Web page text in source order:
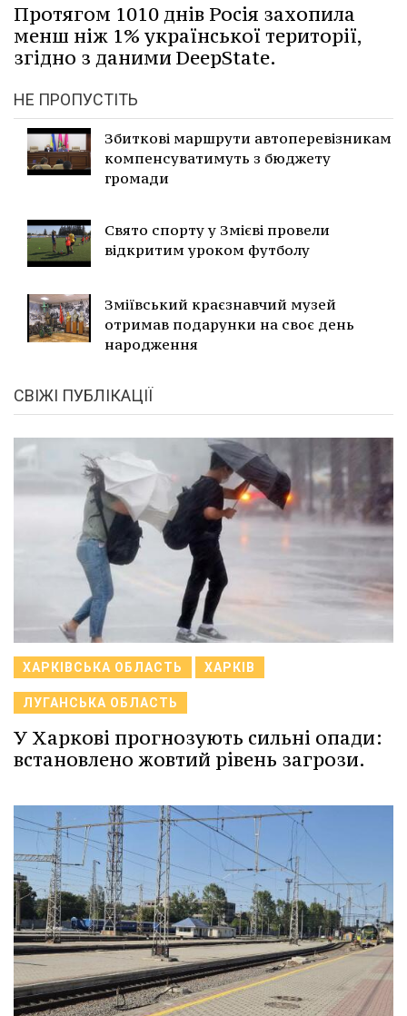
Протягом 1010 днів Росія захопила
менш ніж 1% української території,
згідно з даними DeepState.
НЕ ПРОПУСТІТЬ
Збиткові маршрути автоперевізникам
компенсуватимуть з бюджету
громади
Свято спорту у Змієві провели
відкритим уроком футболу
Зміївський краєзнавчий музей
отримав подарунки на своє день
народження
СВІЖІ ПУБЛІКАЦІЇ
ХАРКІВСЬКА ОБЛАСТЬ ХАРКІВ
ЛУГАНСЬКА ОБЛАСТЬ
У Харкові прогнозують сильні опади:
встановлено жовтий рівень загрози.